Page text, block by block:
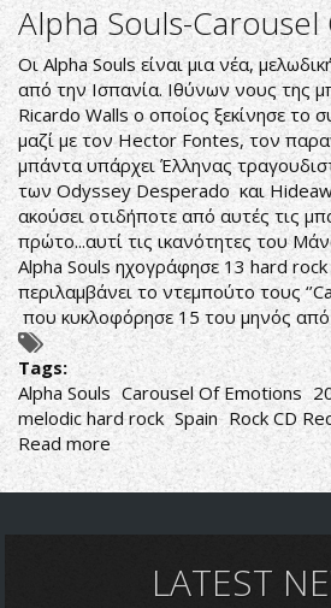
Alpha Souls-
Οι Alpha Souls είναι μια νέα,
από την Ισπανία. Ιθύνων νους της
Ricardo Walls ο οποίος ξεκίνησε το
μαζί με τον Hector Fontes, τον
μπάντα υπάρχει Έλληνας
των Odyssey Desperado και
ακούσει οτιδήποτε από αυτές τις
πρώτο...αυτί τις ικανότητες του
Alpha Souls ηχογράφησε 13 hard
περιλαμβάνει το ντεμπούτο τους
που κυκλοφόρησε 15 του μηνός
Tags:
Alpha Souls Carousel Of Emotions
melodic hard rock Spain Rock CD
Read more about
Alpha
Souls-
EmotionsLATEST